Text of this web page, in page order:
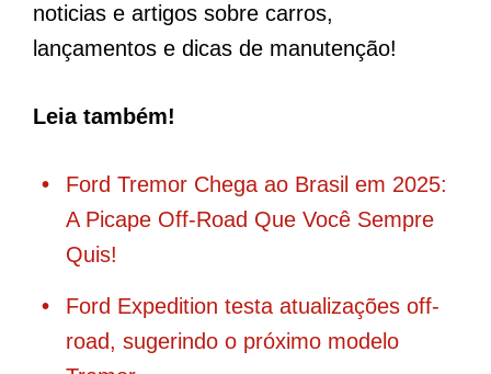
noticias e artigos sobre carros,
lançamentos e dicas de manutenção!
Leia também!
Ford Tremor Chega ao Brasil em 2025:
A Picape Off-Road Que Você Sempre
Quis!
Ford Expedition testa atualizações off-
road, sugerindo o próximo modelo